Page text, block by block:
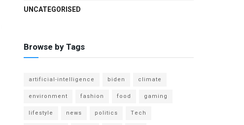
UNCATEGORISED
Browse by Tags
artificial-intelligence biden
climate
environment
fashion food
gaming
lifestyle
news politics
Tech